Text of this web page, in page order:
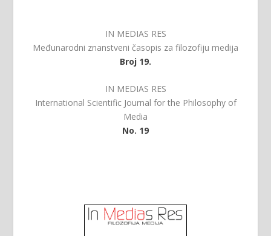
IN MEDIAS RES
Međunarodni znanstveni časopis za filozofiju medija
Broj 19.
IN MEDIAS RES
International Scientific Journal for the Philosophy of
Media
No. 19